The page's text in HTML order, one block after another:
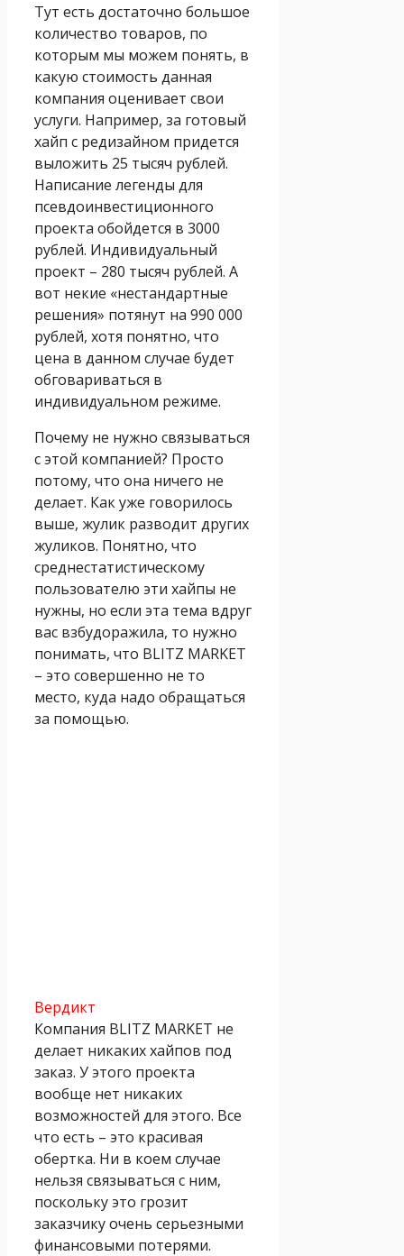
Тут есть достаточно большое
количество товаров, по
которым мы можем понять, в
какую стоимость данная
компания оценивает свои
услуги. Например, за готовый
хайп с редизайном придется
выложить 25 тысяч рублей.
Написание легенды для
псевдоинвестиционного
проекта обойдется в 3000
рублей. Индивидуальный
проект – 280 тысяч рублей. А
вот некие «нестандартные
решения» потянут на 990 000
рублей, хотя понятно, что
цена в данном случае будет
обговариваться в
индивидуальном режиме.
Почему не нужно связываться
с этой компанией? Просто
потому, что она ничего не
делает. Как уже говорилось
выше, жулик разводит других
жуликов. Понятно, что
среднестатистическому
пользователю эти хайпы не
нужны, но если эта тема вдруг
вас взбудоражила, то нужно
понимать, что BLITZ MARKET
– это совершенно не то
место, куда надо обращаться
за помощью.
Вердикт
Компания BLITZ MARKET не
делает никаких хайпов под
заказ. У этого проекта
вообще нет никаких
возможностей для этого. Все
что есть – это красивая
обертка. Ни в коем случае
нельзя связываться с ним,
поскольку это грозит
заказчику очень серьезными
финансовыми потерями.